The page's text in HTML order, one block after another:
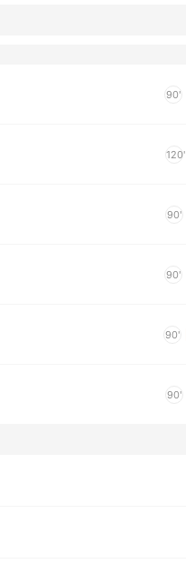
90'
120'
90'
90'
90'
90'